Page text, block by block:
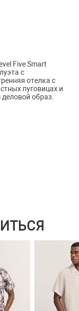
Five Smart
с
отелка с
пуговицах и
образ.